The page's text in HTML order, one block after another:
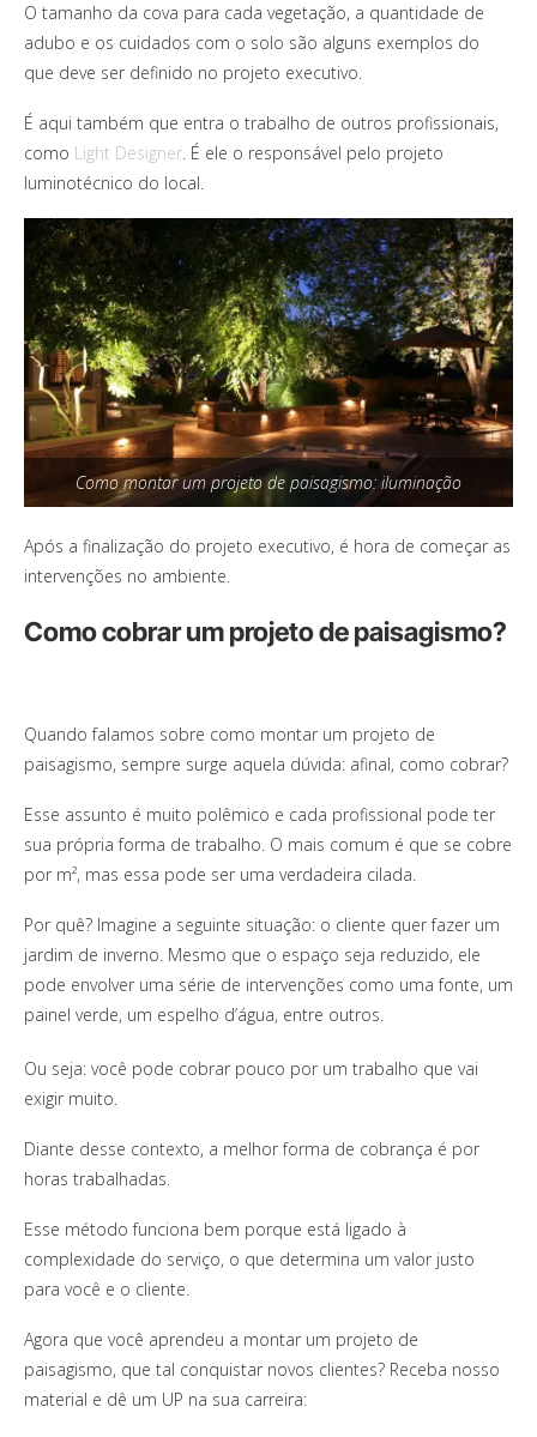
O tamanho da cova para cada vegetação, a quantidade de
adubo e os cuidados com o solo são alguns exemplos do
que deve ser definido no projeto executivo.
É aqui também que entra o trabalho de outros profissionais,
como Light Designer. É ele o responsável pelo projeto
luminotécnico do local.
Como montar um projeto de paisagismo: iluminação
Após a finalização do projeto executivo, é hora de começar as
intervenções no ambiente.
Como cobrar um projeto de paisagismo?
Quando falamos sobre como montar um projeto de
paisagismo, sempre surge aquela dúvida: afinal, como cobrar?
Esse assunto é muito polêmico e cada profissional pode ter
sua própria forma de trabalho. O mais comum é que se cobre
por m², mas essa pode ser uma verdadeira cilada.
Por quê? Imagine a seguinte situação: o cliente quer fazer um
jardim de inverno. Mesmo que o espaço seja reduzido, ele
pode envolver uma série de intervenções como uma fonte, um
painel verde, um espelho d’água, entre outros.
Ou seja: você pode cobrar pouco por um trabalho que vai
exigir muito.
Diante desse contexto, a melhor forma de cobrança é por
horas trabalhadas.
Esse método funciona bem porque está ligado à
complexidade do serviço, o que determina um valor justo
para você e o cliente.
Agora que você aprendeu a montar um projeto de
paisagismo, que tal conquistar novos clientes? Receba nosso
material e dê um UP na sua carreira: